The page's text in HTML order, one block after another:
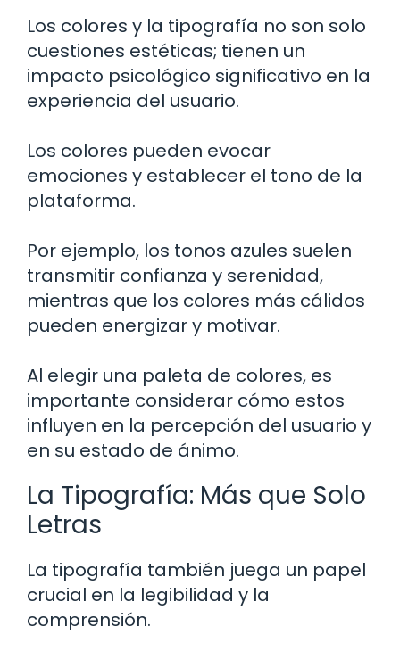
Los colores y la tipografía no son solo
cuestiones estéticas; tienen un
impacto psicológico significativo en la
experiencia del usuario.
Los colores pueden evocar
emociones y establecer el tono de la
plataforma.
Por ejemplo, los tonos azules suelen
transmitir confianza y serenidad,
mientras que los colores más cálidos
pueden energizar y motivar.
Al elegir una paleta de colores, es
importante considerar cómo estos
influyen en la percepción del usuario y
en su estado de ánimo.
La Tipografía: Más que Solo
Letras
La tipografía también juega un papel
crucial en la legibilidad y la
comprensión.